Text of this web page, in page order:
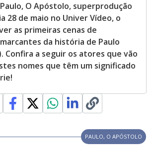
O Apóstolo, superprodução
28 de maio no Univer Vídeo, o
as primeiras cenas de
da história de Paulo
Confira a seguir os atores que vão
nomes que têm um significado
PAULO, O APÓSTOLO